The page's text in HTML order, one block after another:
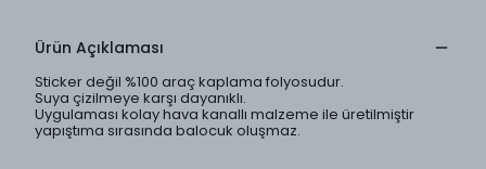
Ürün Açıklaması
Sticker değil %100 araç kaplama folyosudur.
Suya çizilmeye karşı dayanıklı.
Uygulaması kolay hava kanallı malzeme ile üretilmiştir
yapıştıma sırasında balocuk oluşmaz.